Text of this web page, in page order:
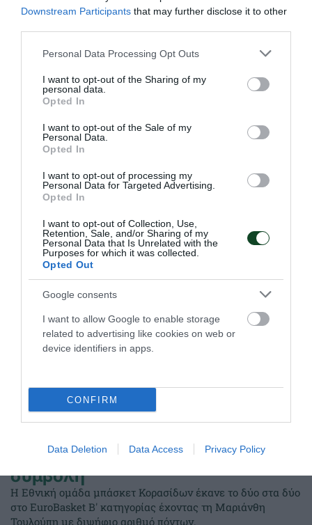
Downstream Participants that may further disclose it to other
Please note that this website/app uses one or more Google
not limited to your visit or usage behaviour. You may click to
grant or deny consent to Google and its third-party tags to
use your data for below specified purposes in below Google
consent section.
Personal Data Processing Opt Outs
I want to opt-out of the Sharing of my
personal data.
Opted In
I want to opt-out of the Sale of my
Personal Data.
Opted In
I want to opt-out of processing my
Personal Data for Targeted Advertising.
Opted In
I want to opt-out of Collection, Use,
Retention, Sale, and/or Sharing of my
Personal Data that Is Unrelated with the
Purposes for which it was collected.
Opted Out
Google consents
I want to allow Google to enable storage
related to advertising like cookies on web or
device identifiers in apps.
CONFIRM
Data Deletion Data Access Privacy Policy
Στην Παγκόσμια ελίτ ο Κουλούρης
Ο Αρσένης Κουλούρης συμμετείχε στον τελικό του μήκος
στο Παγκόσμιο πρωτάθλημα Κ20 στο Όρεγκον
καταλαμβάνοντας την ένατη θέση.
09.08.2026 ΣΤΙΒΟΣ
Δύο στα δύο με «πράσινη»
σύμβολη
Η Εθνική ομάδα μπάσκετ Κορασίδων έκανε το δύο στα δύο
στο EuroBasket Β' κατηγορίας έχοντας τη Μαριάνθη
Τουλούπη με διψήφιο αριθμό πόντων.